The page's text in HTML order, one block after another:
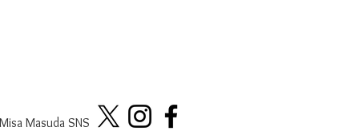
Misa Masuda SNS